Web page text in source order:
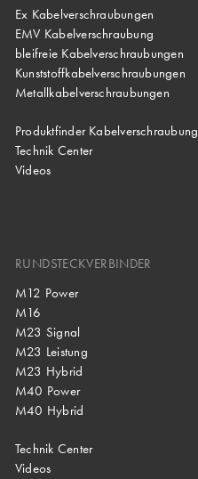
Ex Kabelverschraubungen
EMV Kabelverschraubung
bleifreie Kabelverschraubungen
Kunststoffkabelverschraubungen
Metallkabelverschraubungen
Produktfinder Kabelverschraubung
Technik Center
Videos
RUNDSTECKVERBINDER
M12 Power
M16
M23 Signal
M23 Leistung
M23 Hybrid
M40 Power
M40 Hybrid
Technik Center
Videos